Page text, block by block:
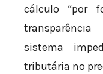
cálculo “por
sistema
tributária no